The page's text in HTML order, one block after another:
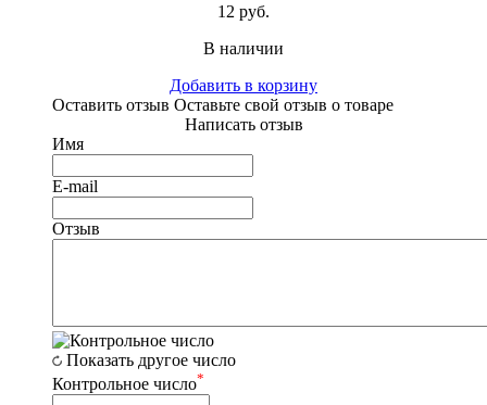
12 руб.
В наличии
Добавить в корзину
Оставить отзыв Оставьте свой отзыв о товаре
Написать отзыв
Имя
E-mail
Отзыв
Показать другое число
Контрольное число*